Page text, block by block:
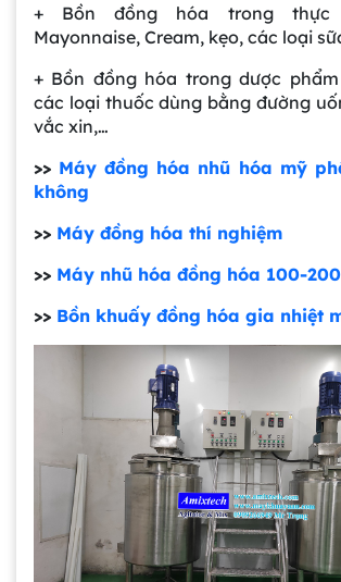
+ Bồn đồng hóa trong thực
Mayonnaise, Cream, kẹo, các loại
+ Bồn đồng hóa trong dược
các loại thuốc dùng bằng đường
vắc xin,…
>> Máy đồng hóa nhũ hóa mỹ
không
>> Máy đồng hóa thí nghiệm
>> Máy nhũ hóa đồng hóa 100-
>> Bồn khuấy đồng hóa gia nhiệt